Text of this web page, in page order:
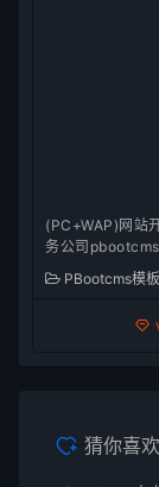
(PC+WAP)网站
务公司
PBootcms模板
猜你喜欢